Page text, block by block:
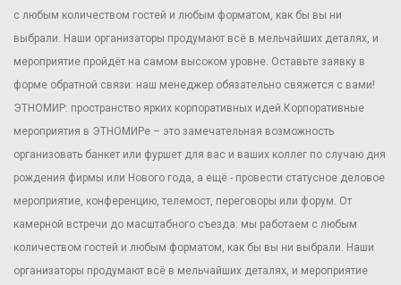
с любым количеством гостей и любым форматом, как бы вы ни
выбрали. Наши организаторы продумают всё в мельчайших деталях, и
мероприятие пройдёт на самом высоком уровне. Оставьте заявку в
форме обратной связи: наш менеджер обязательно свяжется с вами!
ЭТНОМИР: пространство ярких корпоративных идей.Корпоративные
мероприятия в ЭТНОМИРе – это замечательная возможность
организовать банкет или фуршет для вас и ваших коллег по случаю дня
рождения фирмы или Нового года, а ещё - провести статусное деловое
мероприятие, конференцию, телемост, переговоры или форум. От
камерной встречи до масштабного съезда: мы работаем с любым
количеством гостей и любым форматом, как бы вы ни выбрали. Наши
организаторы продумают всё в мельчайших деталях, и мероприятие